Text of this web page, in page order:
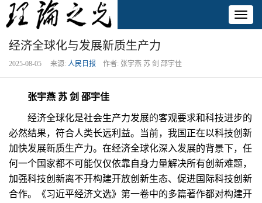
经济全球化与发展新质生产力
2025-08-05 来源: 人民日报 作者: 张宇燕 苏 剑 邵宇佳
张宇燕 苏 剑 邵宇佳
经济全球化是社会生产力发展的客观要求和科技进步的
必然结果，符合人类长远利益。当前，我国正在以科技创新
加快发展新质生产力。在经济全球化深入发展的背景下，任
何一个国家都不可能仅仅依靠自身力量解决所有创新难题，
加强科技创新离不开构建开放创新生态、促进国际科技创新
合作。《习近平经济文选》第一卷中的多篇著作都对构建开